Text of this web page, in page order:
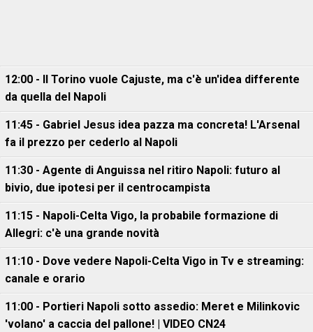
12:00 - Il Torino vuole Cajuste, ma c'è un'idea differente
da quella del Napoli
11:45 - Gabriel Jesus idea pazza ma concreta! L'Arsenal
fa il prezzo per cederlo al Napoli
11:30 - Agente di Anguissa nel ritiro Napoli: futuro al
bivio, due ipotesi per il centrocampista
11:15 - Napoli-Celta Vigo, la probabile formazione di
Allegri: c'è una grande novità
11:10 - Dove vedere Napoli-Celta Vigo in Tv e streaming:
canale e orario
11:00 - Portieri Napoli sotto assedio: Meret e Milinkovic
'volano' a caccia del pallone! | VIDEO CN24